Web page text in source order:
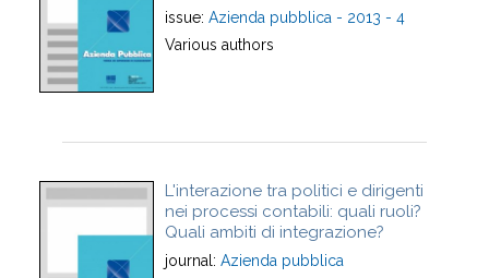
issue: Azienda pubblica - 2013 - 4
Various authors
L'interazione tra politici e dirigenti
nei processi contabili: quali ruoli?
Quali ambiti di integrazione?
journal: Azienda pubblica